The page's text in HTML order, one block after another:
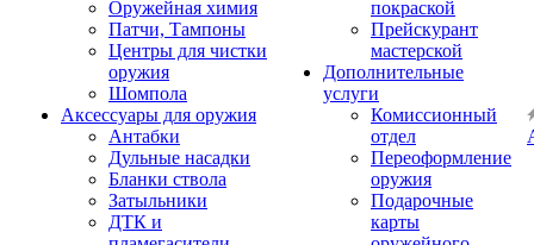
Оружейная химия
Патчи, Тампоны
Центры для чистки
оружия
Шомпола
Аксессуары для оружия
Антабки
Дульные насадки
Бланки ствола
Затыльники
ДТК и
покраской
Прейскурант
мастерской
Дополнительные
услуги
Комиссионный
отдел
Переоформление
оружия
Подарочные
карты